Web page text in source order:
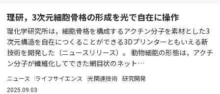
理研，3次元細胞骨格の形成を光で自在に操作
理化学研究所は，細胞骨格を構成するアクチン分子を素材とした3
次元構造を自在につくることができる3Dプリンターともいえる新
技術を開発した（ニュースリリース）。 動物細胞の形態は，アクチ
ン分子が繊維化してできた網目状のネット…
ニュース ライフサイエンス 光関連技術 研究開発
2025.09.03